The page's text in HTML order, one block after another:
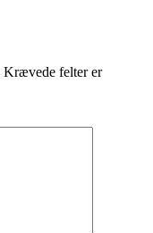
Krævede felter er